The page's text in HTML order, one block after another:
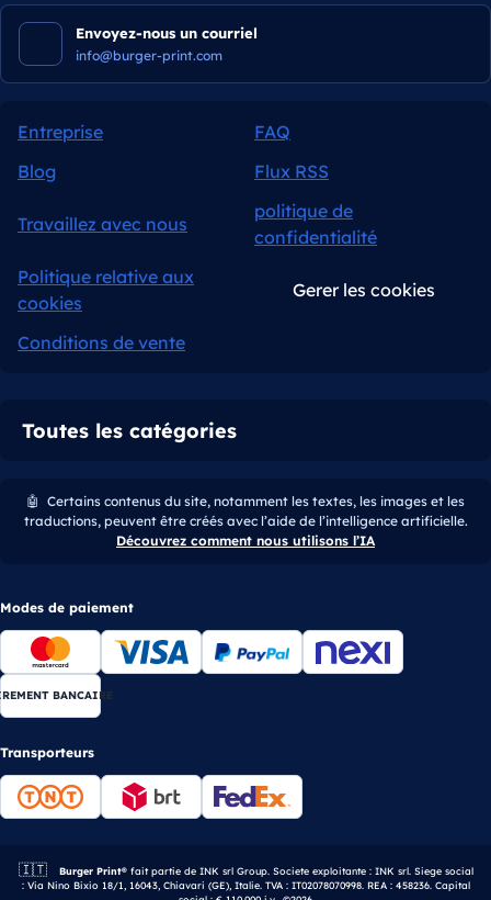
Envoyez-nous un courriel
info@burger-print.com
Entreprise
FAQ
Blog
Flux RSS
Travaillez avec nous
politique de
confidentialité
Politique relative aux
cookies
Gerer les cookies
Conditions de vente
Toutes les catégories
🤖 Certains contenus du site, notamment les textes, les images et les
traductions, peuvent être créés avec l’aide de l’intelligence artificielle.
Découvrez comment nous utilisons l’IA
Modes de paiement
BANCAIRE
Transporteurs
🇮🇹 Entreprise italienne.
Burger Print®fait partie de INK srl Group. Societe exploitante : INK srl. Siege social
: Via Nino Bixio 18/1, 16043, Chiavari (GE), Italie. TVA : IT02078070998. REA : 458236. Capital